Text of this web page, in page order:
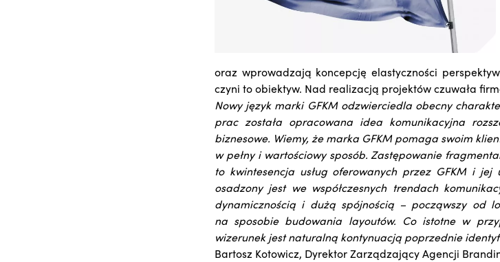
oraz wprowadzają koncepcję elastyczności
czyni to obiektyw. Nad realizacją projektów czuwała
Nowy język marki GFKM odzwierciedla obecny
prac została opracowana idea komunikacyjna
biznesowe. Wiemy, że marka GFKM pomaga swoim
w pełny i wartościowy sposób. Zastępowanie
to kwintesencja usług oferowanych przez GFKM i
osadzony jest we współczesnych trendach
dynamicznością i dużą spójnością – począwszy od
na sposobie budowania layoutów. Co istotne w
wizerunek jest naturalną kontynuacją poprzednie
Bartosz Kotowicz, Dyrektor Zarządzający Agencji